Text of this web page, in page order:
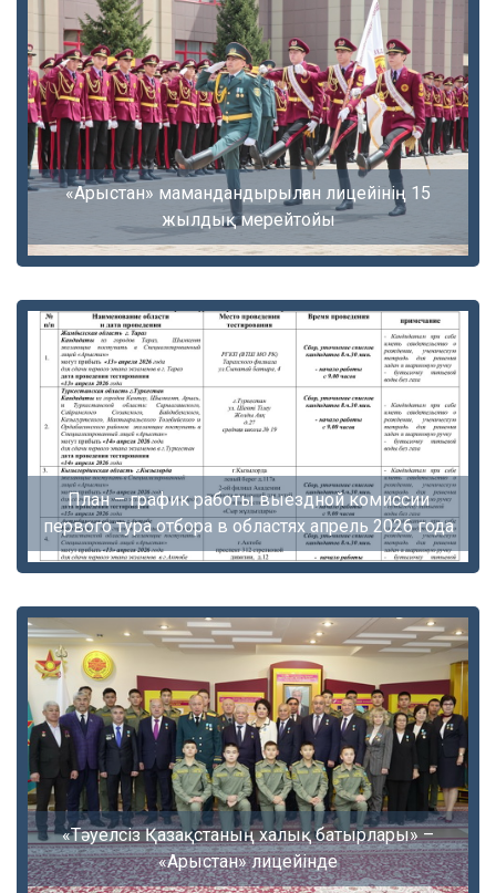
«Арыстан» мамандандырылған лицейінің 15
жылдық мерейтойы
План – график работы выездной комиссии
первого тура отбора в областях апрель 2026 года
«Тәуелсіз Қазақстаның халық батырлары» –
«Арыстан» лицейінде